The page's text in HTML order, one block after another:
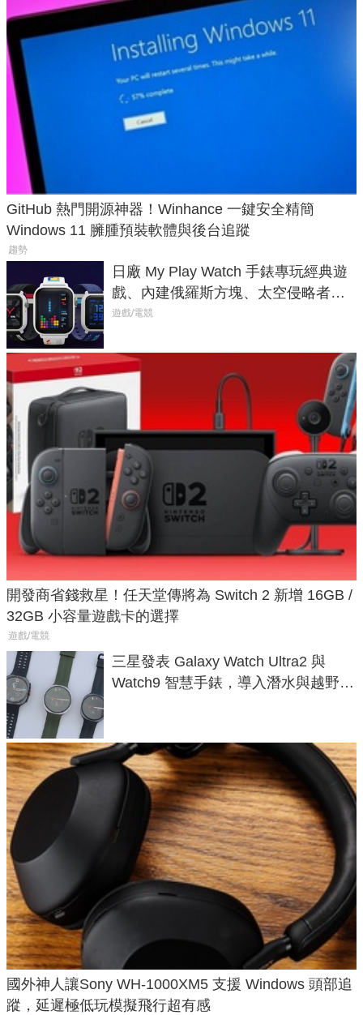
GitHub 熱門開源神器！Winhance 一鍵安全精簡
Windows 11 臃腫預裝軟體與後台追蹤
趨勢
日廠 My Play Watch 手錶專玩經典遊
戲、內建俄羅斯方塊、太空侵略者，
不過竟然不能連手機？
遊戲/電競
開發商省錢救星！任天堂傳將為 Switch 2 新增 16GB /
32GB 小容量遊戲卡的選擇
遊戲/電競
三星發表 Galaxy Watch Ultra2 與
Watch9 智慧手錶，導入潛水與越野跑
國外神人讓Sony WH-1000XM5 支援 Windows 頭部追
蹤，延遲極低玩模擬飛行超有感